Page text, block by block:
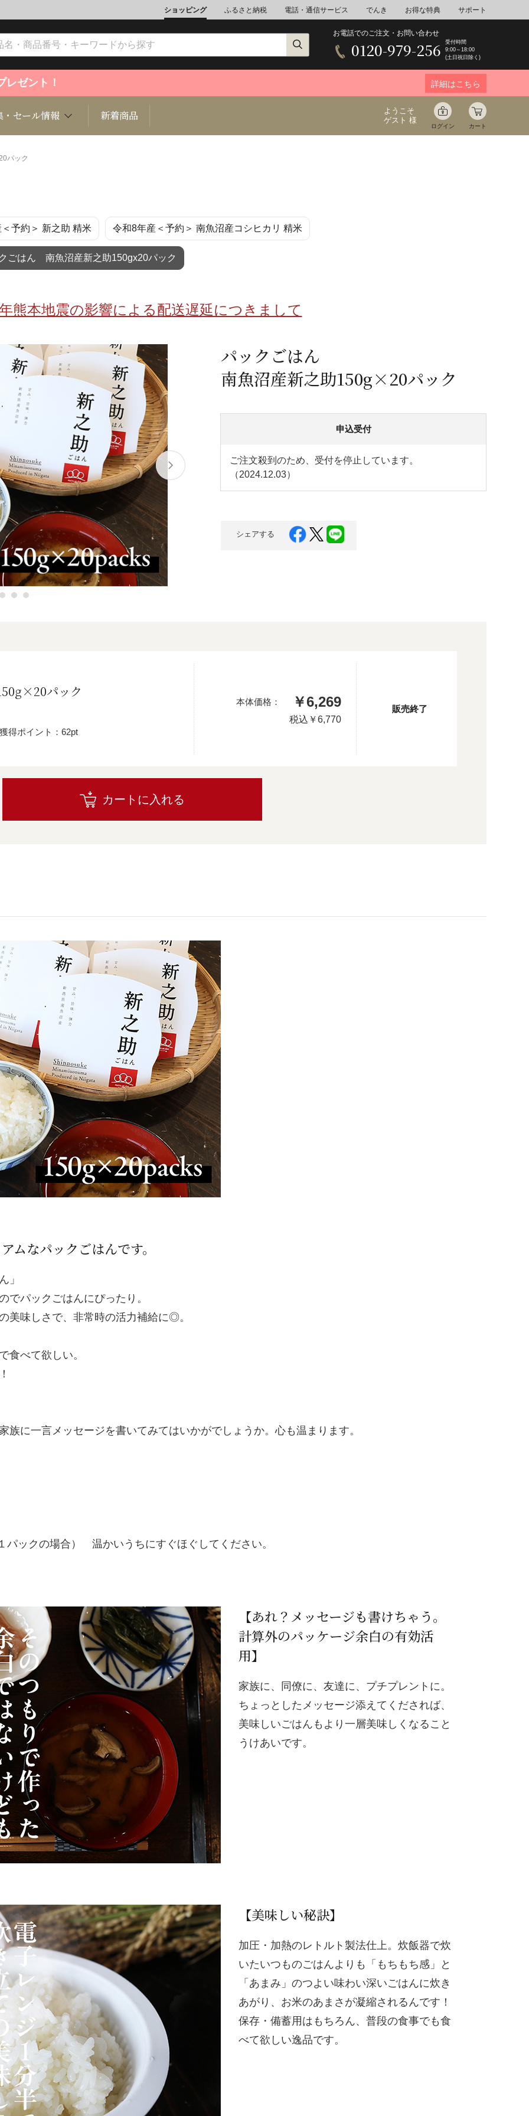
ショッピング ふるさと納税 電話・通信サービス でんき お得な特典 サポート
お電話でのご注文・お問い合わせ
0120-979-256
受付時間
9:00～18:00
(土日祝日除く)
レゼント！ 詳細はこちら
総菜 麺類/つゆ
リンク 調味料
ギフト 豊洲お取り寄せ
ョン 定期購読雑誌 書籍
ビー 伝統工芸
連
・セール情報 新着商品
ようこそ
ゲスト 様
ログイン カート
パック
予約＞ 新之助 精米 令和8年産＜予約＞ 南魚沼産コシヒカリ 精米
ごはん 南魚沼産新之助150gx20パック
熊本地震の影響による配送遅延につきまして
パックごはん
南魚沼産新之助150g×20パック
申込受付
ご注文殺到のため、受付を停止しています。
（2024.12.03）
シェアする
パック
獲得ポイント：62pt
本体価格： ￥6,269
税込 ￥6,770
販売終了
カートに入れる
ムなパックごはんです。
」
でパックごはんにぴったり。
美味しさで、非常時の活力補給に◎。
食べて欲しい。
族に一言メッセージを書いてみてはいかがでしょうか。心も温まります。
パックの場合） 温かいうちにすぐほぐしてください。
【あれ？メッセージも書けちゃう。
計算外のパッケージ余白の有効活
用】
家族に、同僚に、友達に、プチプレントに。
ちょっとしたメッセージ添えてくだされば、
美味しいごはんもより一層美味しくなること
うけあいです。
【美味しい秘訣】
加圧・加熱のレトルト製法仕上。炊飯器で炊
いたいつものごはんよりも「もちもち感」と
「あまみ」のつよい味わい深いごはんに炊き
あがり、お米のあまさが凝縮されるんです！
保存・備蓄用はもちろん、普段の食事でも食
べて欲しい逸品です。